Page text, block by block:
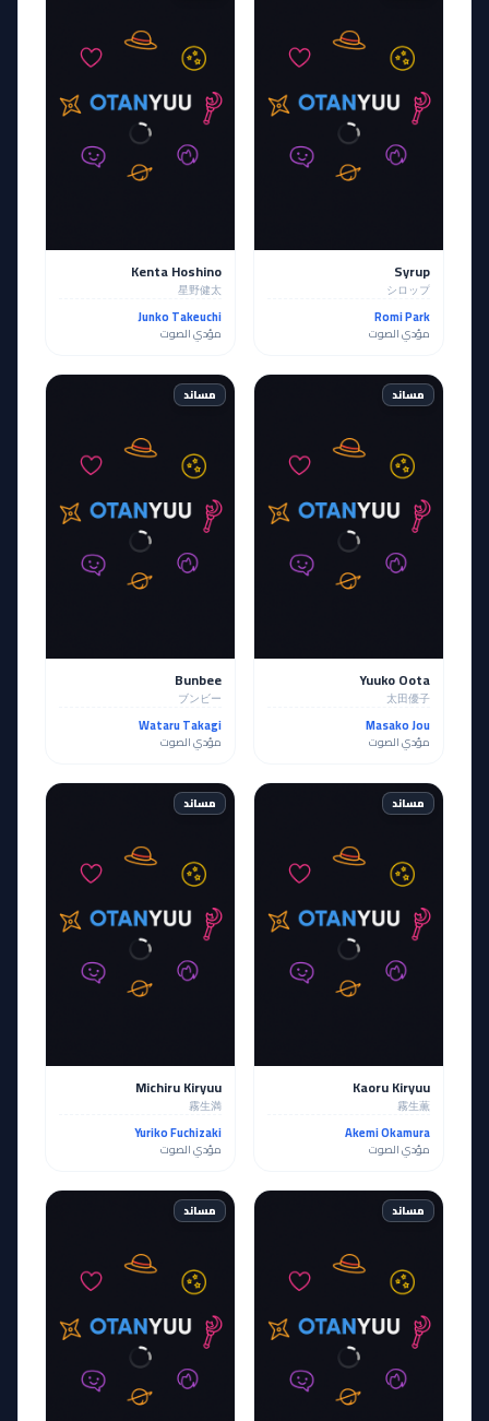
Syrup
シロップ
Romi Park
مؤدي الصوت
Kenta Hoshino
星野健太
Junko Takeuchi
مؤدي الصوت
مساند
Yuuko Oota
太田優子
Masako Jou
مؤدي الصوت
مساند
Bunbee
ブンビー
Wataru Takagi
مؤدي الصوت
مساند
Kaoru Kiryuu
霧生薫
Akemi Okamura
مؤدي الصوت
مساند
Michiru Kiryuu
霧生満
Yuriko Fuchizaki
مؤدي الصوت
مساند مساند